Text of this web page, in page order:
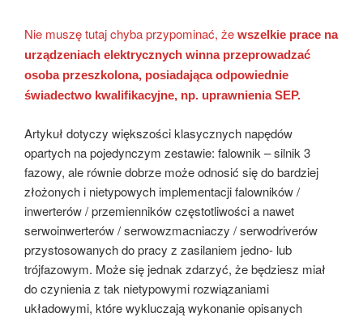
Nie muszę tutaj chyba przypominać, że wszelkie prace na
urządzeniach elektrycznych winna przeprowadzać
osoba przeszkolona, posiadająca odpowiednie
świadectwo kwalifikacyjne, np. uprawnienia SEP.
Artykuł dotyczy większości klasycznych napędów
opartych na pojedynczym zestawie: falownik – silnik 3
fazowy, ale równie dobrze może odnosić się do bardziej
złożonych i nietypowych implementacji falowników /
inwerterów / przemienników częstotliwości a nawet
serwoinwerterów / serwowzmacniaczy / serwodriverów
przystosowanych do pracy z zasilaniem jedno- lub
trójfazowym. Może się jednak zdarzyć, że będziesz miał
do czynienia z tak nietypowymi rozwiązaniami
układowymi, które wykluczają wykonanie opisanych